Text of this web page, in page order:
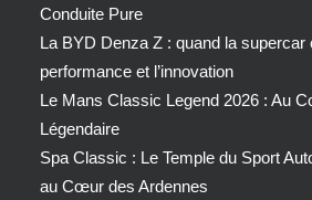
Conduite Pure
La BYD Denza Z : quand la supercar
performance et l’innovation
Le Mans Classic Legend 2026 : Au
Légendaire
Spa Classic : Le Temple du Sport
au Cœur des Ardennes